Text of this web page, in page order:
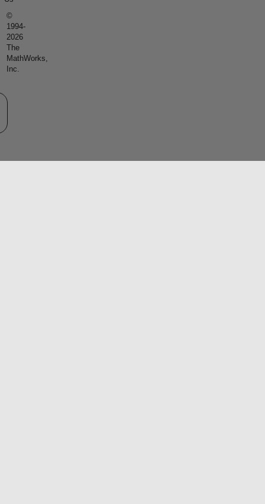
©
1994-
2026
The
MathWorks,
Inc.
サイトの選択